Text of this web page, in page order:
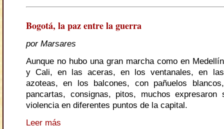
Bogotá, la paz entre la guerra
por Marsares
Aunque no hubo una gran marcha como en Medellín
y Cali, en las aceras, en los ventanales, en las
azoteas, en los balcones, con pañuelos blancos,
pancartas, consignas, pitos, muchos
violencia en diferentes puntos de la capital.
Leer más